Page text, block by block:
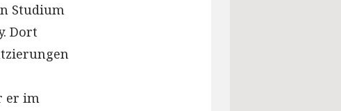
Studium
Dort
er im